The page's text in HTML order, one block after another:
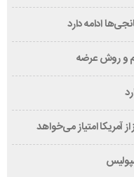
ادامه دارد
و روش عرضه
آمریکا امتیاز می‌خواهد